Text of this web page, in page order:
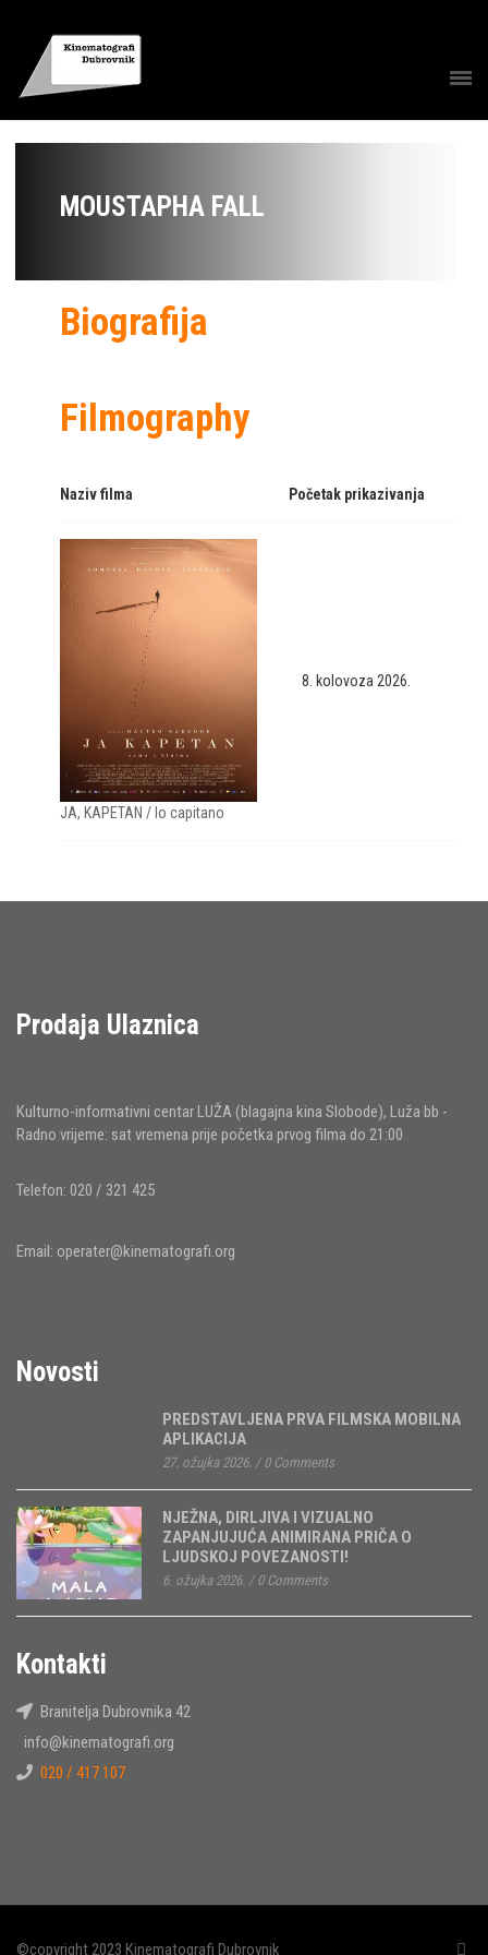
MOUSTAPHA FALL
Biografija
Filmography
Naziv filma Početak prikazivanja
JA, KAPETAN / Io capitano
8. kolovoza 2026.
Prodaja Ulaznica
Kulturno-informativni centar LUŽA (blagajna kina Slobode), Luža bb -
Radno vrijeme: sat vremena prije početka prvog filma do 21:00
Telefon: 020 / 321 425
Email: operater@kinematografi.org
Novosti
PREDSTAVLJENA PRVA FILMSKA MOBILNA
APLIKACIJA
27. ožujka 2026. / 0 Comments
NJEŽNA, DIRLJIVA I VIZUALNO
ZAPANJUJUĆA ANIMIRANA PRIČA O
LJUDSKOJ POVEZANOSTI!
6. ožujka 2026. / 0 Comments
Kontakti
Branitelja Dubrovnika 42
info@kinematografi.org
020 / 417 107
©copyright 2023 Kinematografi Dubrovnik